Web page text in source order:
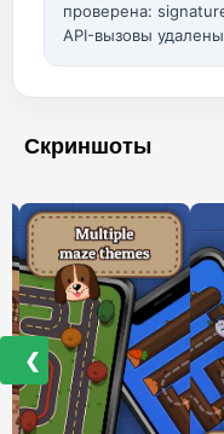
проверена:
API-вызовы
Скриншоты
❮